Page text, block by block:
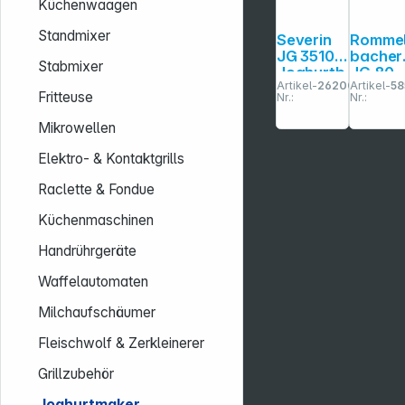
Küchenwaagen
Standmixer
Stabmixer
Fritteuse
Mikrowellen
Elektro- & Kontaktgrills
Raclette & Fondue
Küchenmaschinen
Handrührgeräte
Waffelautomaten
Milchaufschäumer
Fleischwolf & Zerkleinerer
Grillzubehör
Severin
JG 3510
Joghurtb
ereiter
Artikel-
Nr.:
262000
bacher
JG 80
Artikel-
Nr.: